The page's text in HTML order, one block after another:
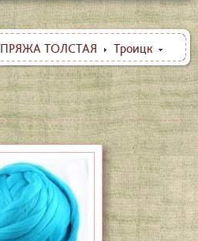
ПРЯЖА ТОЛСТАЯ Троицк